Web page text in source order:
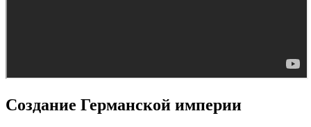
Создание Германской империи